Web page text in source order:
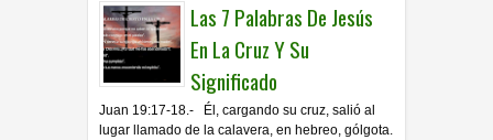
Las 7 Palabras De Jesús
En La Cruz Y Su
Significado
Juan 19:17-18.- Él, cargando su cruz, salió al
lugar llamado de la calavera, en hebreo, gólgota.